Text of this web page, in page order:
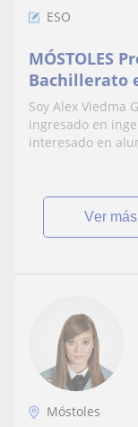
ESO
MÓSTOLES
Bachillerato
en enseñar
química
Soy Alex Viedma
ingresado en
interesado en
ver más
Móstoles